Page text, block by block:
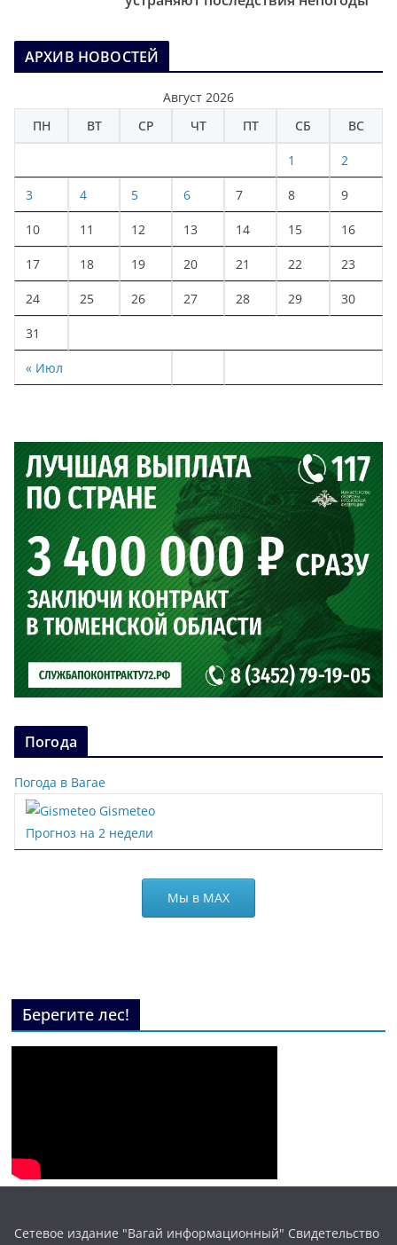
АРХИВ НОВОСТЕЙ
Август 2026
ПН
ВТ СР ЧТ ПТ СБ ВС
« Июл
1 2
3 4 5 6 7 8 9
10 11 12 13 14 15 16
17 18 19 20 21 22 23
24 25 26 27 28 29 30
31
Погода
Погода в Вагае
Gismeteo
Прогноз на 2 недели
Мы в МАХ
Берегите лес!
Сетевое издание "Вагай информационный" Свидетельство